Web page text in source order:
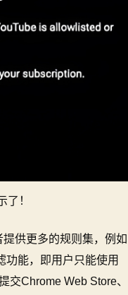
！
供更多的规则集，例如
功能，即用户只能使用
交Chrome Web Store、